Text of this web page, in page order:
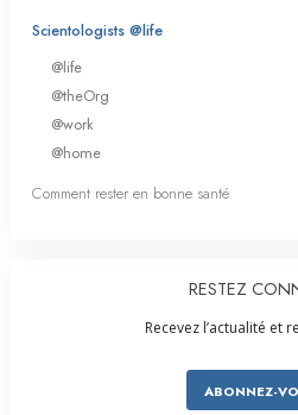
Scientologists @life
@life
@theOrg
@work
@home
Comment rester en bonne santé
RESTEZ
Recevez l’actualité et
ABONNEZ-